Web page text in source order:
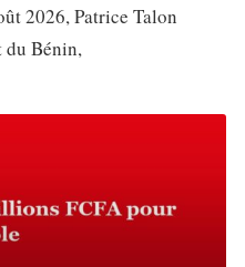
2026, Patrice Talon
du Bénin,